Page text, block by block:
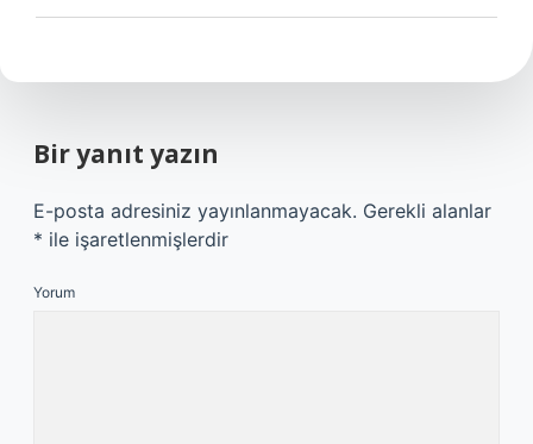
Bir yanıt yazın
E-posta adresiniz yayınlanmayacak. Gerekli alanlar
* ile işaretlenmişlerdir
Yorum